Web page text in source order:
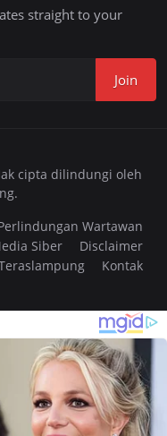
straight to your
Join
cipta dilindungi oleh
Wartawan
Siber
Disclaimer
Kontak